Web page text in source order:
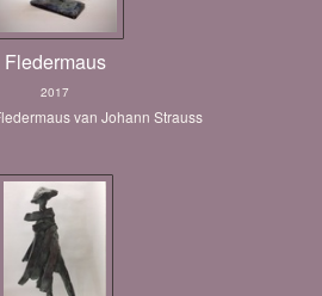
Fledermaus
2017
van Johann Strauss